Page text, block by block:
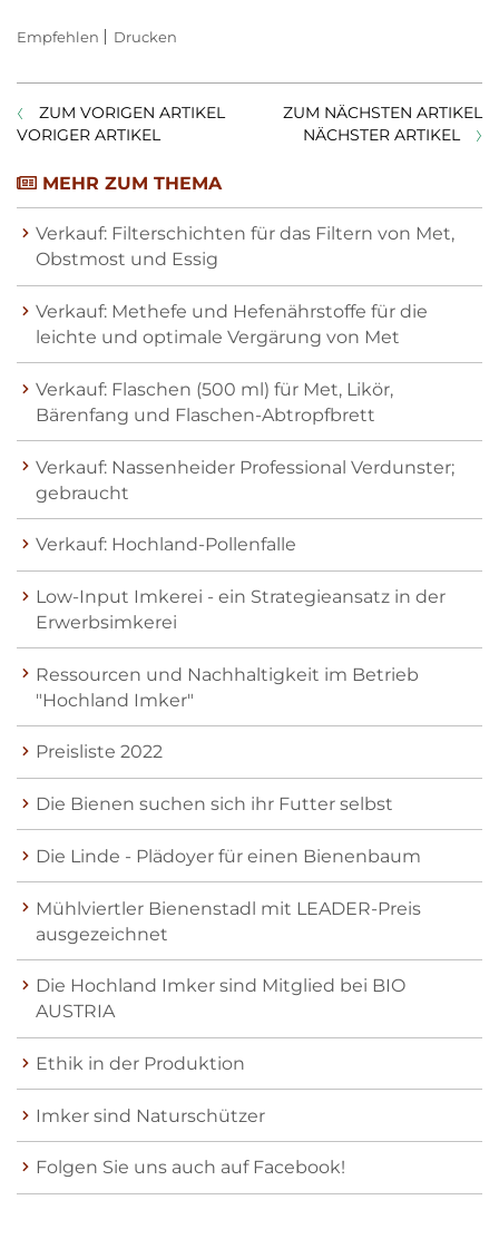
Drucken
Empfehlen
ZUM VORIGEN ARTIKEL
VORIGER ARTIKEL
ZUM NÄCHSTEN ARTIKEL
NÄCHSTER ARTIKEL
MEHR ZUM THEMA
Verkauf: Filterschichten für das Filtern von Met,
Obstmost und Essig
Verkauf: Methefe und Hefenährstoffe für die
leichte und optimale Vergärung von Met
Verkauf: Flaschen (500 ml) für Met, Likör,
Bärenfang und Flaschen-Abtropfbrett
Verkauf: Nassenheider Professional Verdunster;
gebraucht
Verkauf: Hochland-Pollenfalle
Low-Input Imkerei - ein Strategieansatz in der
Erwerbsimkerei
Ressourcen und Nachhaltigkeit im Betrieb
"Hochland Imker"
Preisliste 2022
Die Bienen suchen sich ihr Futter selbst
Die Linde - Plädoyer für einen Bienenbaum
Mühlviertler Bienenstadl mit LEADER-Preis
ausgezeichnet
Die Hochland Imker sind Mitglied bei BIO
AUSTRIA
Ethik in der Produktion
Imker sind Naturschützer
Folgen Sie uns auch auf Facebook!